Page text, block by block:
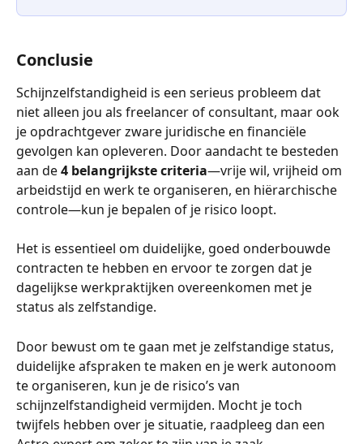
Conclusie
Schijnzelfstandigheid is een serieus probleem dat
niet alleen jou als freelancer of consultant, maar ook
je opdrachtgever zware juridische en financiële
gevolgen kan opleveren. Door aandacht te besteden
aan de 4 belangrijkste criteria—vrije wil, vrijheid om
arbeidstijd en werk te organiseren, en hiërarchische
controle—kun je bepalen of je risico loopt.
Het is essentieel om duidelijke, goed onderbouwde
contracten te hebben en ervoor te zorgen dat je
dagelijkse werkpraktijken overeenkomen met je
status als zelfstandige.
Door bewust om te gaan met je zelfstandige status,
duidelijke afspraken te maken en je werk autonoom
te organiseren, kun je de risico’s van
schijnzelfstandigheid vermijden. Mocht je toch
twijfels hebben over je situatie, raadpleeg dan een